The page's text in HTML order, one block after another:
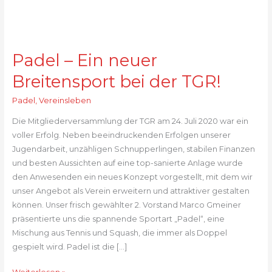
Padel – Ein neuer
Breitensport bei der TGR!
Padel , Vereinsleben
Die Mitgliederversammlung der TGR am 24. Juli 2020 war ein
voller Erfolg. Neben beeindruckenden Erfolgen unserer
Jugendarbeit, unzähligen Schnupperlingen, stabilen Finanzen
und besten Aussichten auf eine top-sanierte Anlage wurde
den Anwesenden ein neues Konzept vorgestellt, mit dem wir
unser Angebot als Verein erweitern und attraktiver gestalten
können. Unser frisch gewählter 2. Vorstand Marco Gmeiner
präsentierte uns die spannende Sportart „Padel“, eine
Mischung aus Tennis und Squash, die immer als Doppel
gespielt wird. Padel ist die […]